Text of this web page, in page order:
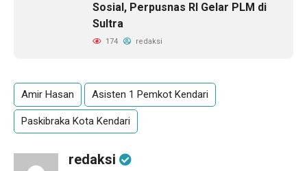
Sosial, Perpusnas RI Gelar PLM di
Sultra
174 redaksi
Amir Hasan Asisten 1 Pemkot Kendari
Paskibraka Kota Kendari
redaksi